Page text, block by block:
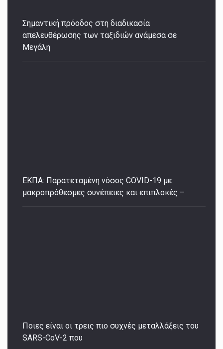
Σημαντική πρόοδος στη διαδικασία
απελευθέρωσης των ταξιδιών ανάμεσα σε
Μεγάλη
ΕΚΠΑ: Παρατεταμένη νόσος COVID-19 με
μακροπρόθεσμες συνέπειες και επιπλοκές –
Ποιες είναι οι τρεις πιο συχνές μεταλλάξεις του
SARS-CoV-2 που